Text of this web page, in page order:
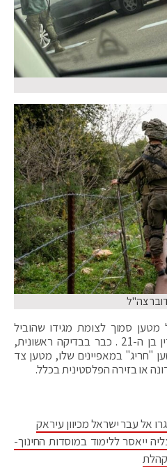
צה"ל
מטען סמוך לצומת מגידו שהוביל
לפציעתו הקשה של שרף אל-דין בן ה-21 . כבר בבדיקה ראשונית,
"חריג" במאפיינים שלו, מטען צד
או בזירה הפלסטינית בכלל.
אל עבר ישראל מכיוון עיראק
ייאסר ללימוד במוסדות החינוך-